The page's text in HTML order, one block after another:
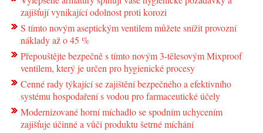
zajišťují vynikající odolnost proti korozi
S tímto novým aseptickým ventilem můžete snížit provozní
náklady až o 45 %
Přepouštějte bezpečně s tímto novým 3-tělesovým Mixproof
ventilem, který je určen pro hygienické procesy
Cenné rady týkající se zajištění bezpečného a efektivního
systému hospodaření s vodou pro farmaceutické účely
Modernizované horní míchadlo se spodním uchycením
zajišťuje účinné a vůči produktu šetrné míchání